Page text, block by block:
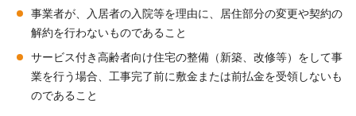
事業者が、入居者の入院等を理由に、居住部分の変更や契約の
解約を行わないものであること
サービス付き高齢者向け住宅の整備（新築、改修等）をして事
業を行う場合、工事完了前に敷金または前払金を受領しないも
のであること